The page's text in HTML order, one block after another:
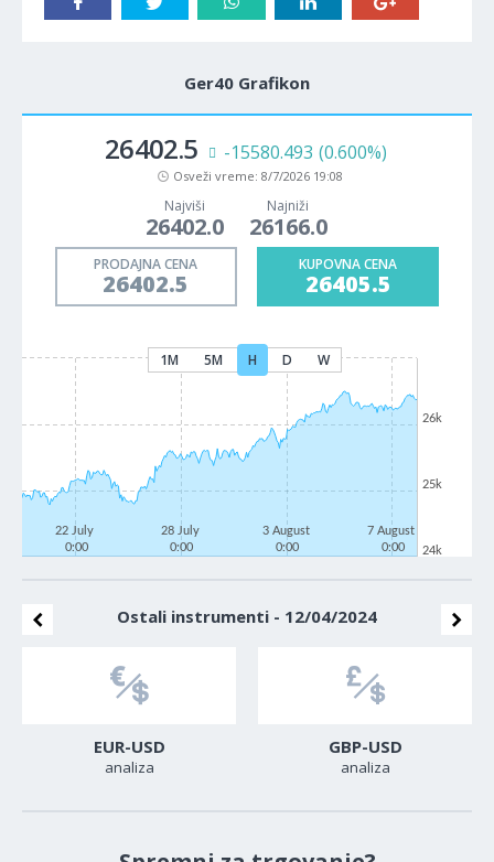
Ger40 Grafikon
26402.5 -15580.493 (0.600%)
Osveži vreme: 8/7/2026 19:08
Najviši
26402.0
Najniži
26166.0
PRODAJNA CENA
26402.5
KUPOVNA CENA
26405.5
1M 5M H D W
22 July
0:00
28 July
0:00
3 August
0:00
7 August
0:00
24k
25k
26k
Ostali instrumenti - 12/04/2024
EUR-USD
analiza
GBP-USD
analiza